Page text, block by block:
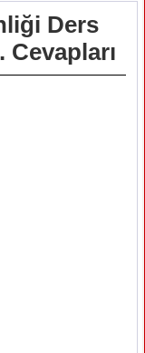
Ders
Cevapları